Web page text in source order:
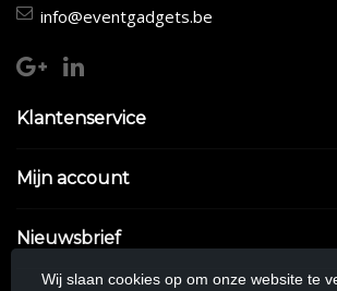
info@eventgadgets.be
Klantenservice
Mijn account
Nieuwsbrief
Wij slaan cookies op om onze website te